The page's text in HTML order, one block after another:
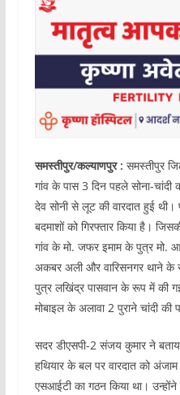
समस्तीपुर/कल्याणपुर : समस्तीपुर
गांव के पास 3 दिन पहले सोना-
देव सोनी से लूट की वारदात हुई
बदमाशों को गिरफ्तार किया है।
गांव के मो. जफर इमाम के पुत्र मो.
अकबर अली और वारिसनगर थाने के
पुत्र लखिंद्र पासवान के रूप में की
मोबाइल के अलावा 2 पुराने चांदी की
सदर डीएसपी-2 संजय कुमार ने
हथियार के बल पर वारदात को
एसआईटी का गठन किया था।